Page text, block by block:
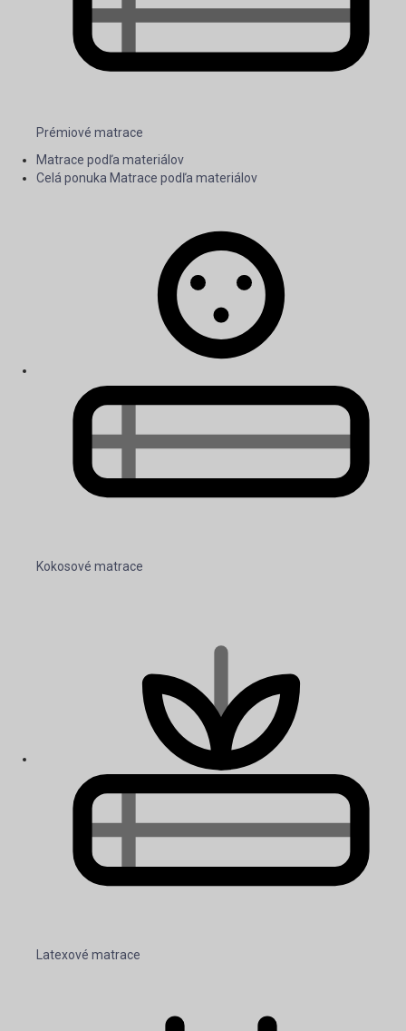
Prémiové matrace
Matrace podľa materiálov
Celá ponuka Matrace podľa materiálov
Kokosové matrace
Latexové matrace